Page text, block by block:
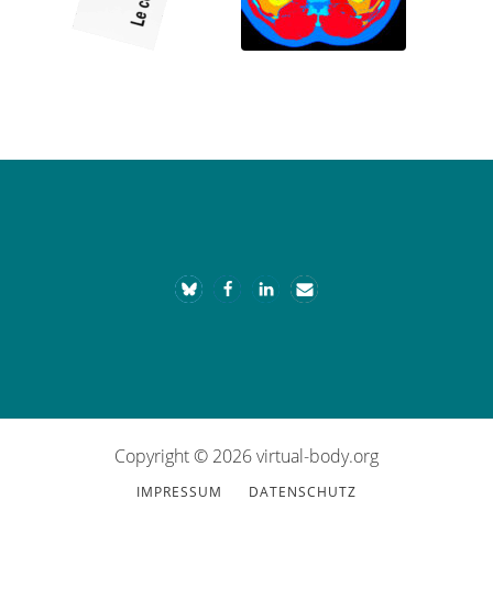
Copyright © 2026 virtual-body.org
IMPRESSUM DATENSCHUTZ­